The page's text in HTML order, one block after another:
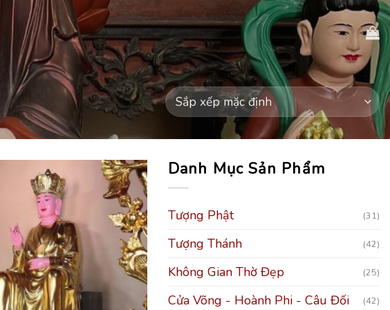
Danh Mục Sản Phẩm
Tượng Phật (31)
Tượng Thánh (42)
Không Gian Thờ Đẹp (25)
Cửa Võng - Hoành Phi - Câu Đối (42)